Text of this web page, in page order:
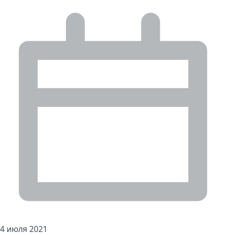
4 июля 2021